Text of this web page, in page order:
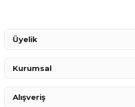
Üyelik
Kurumsal
Alışveriş